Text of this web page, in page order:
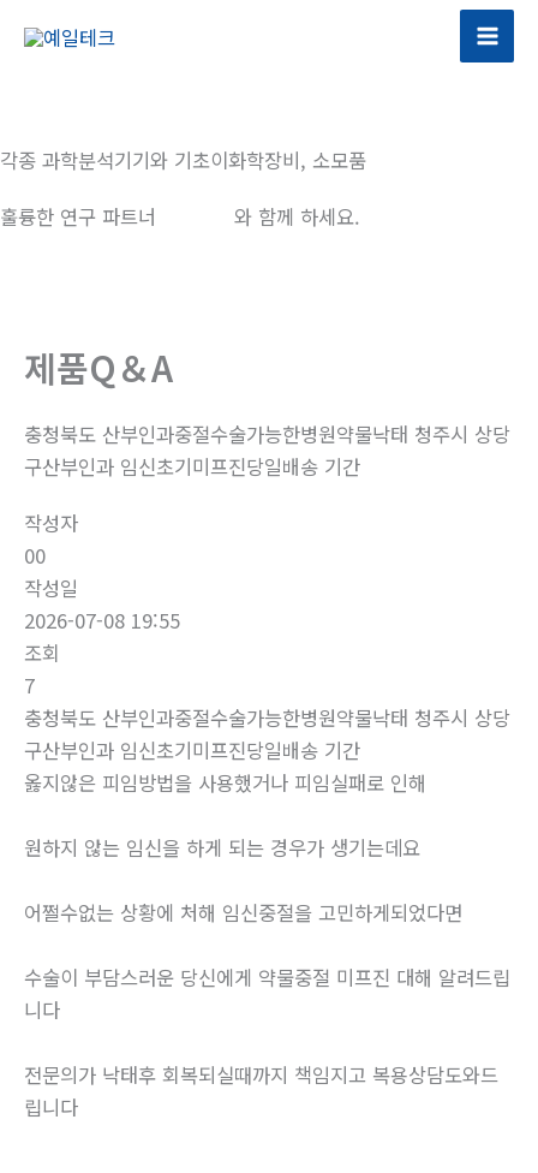
건
너
뛰
각종 과학분석기기와 기초이화학장비, 소모품
훌륭한 연구 파트너
와 함께 하세요.
제품Q＆A
충청북도 산부인과중절수술가능한병원약물낙태 청주시 상당
구산부인과 임신초기미프진당일배송 기간
작성자
00
작성일
2026-07-08 19:55
조회
7
충청북도 산부인과중절수술가능한병원약물낙태 청주시 상당
구산부인과 임신초기미프진당일배송 기간
옳지않은 피임방법을 사용했거나 피임실패로 인해
원하지 않는 임신을 하게 되는 경우가 생기는데요
어쩔수없는 상황에 처해 임신중절을 고민하게되었다면
수술이 부담스러운 당신에게 약물중절 미프진 대해 알려드립
니다
전문의가 낙태후 회복되실때까지 책임지고 복용상담도와드
립니다